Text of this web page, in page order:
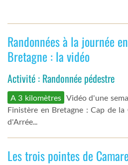
Randonnées à la journée en
Bretagne : la vidéo
Activité : Randonnée pédestre
A 3 kilomètres Vidéo d'une
Finistère en Bretagne : Cap de
d'Arrée...
Les trois pointes de